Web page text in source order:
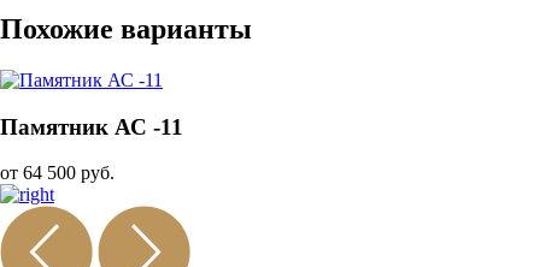
Похожие варианты
Памятник АС -11
от 64 500 руб.